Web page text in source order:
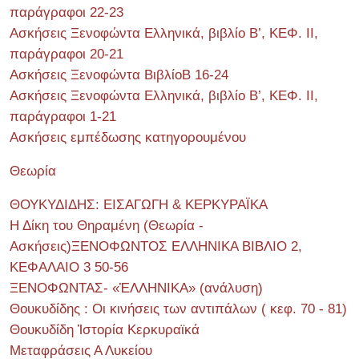
παράγραφοι 22-23
Ασκήσεις Ξενοφώντα Ελληνικά, βιβλίο Β’, ΚΕΦ. II,
παράγραφοι 20-21
Ασκήσεις Ξενοφώντα ΒιβλίοΒ 16-24
Ασκήσεις Ξενοφώντα Ελληνικά, βιβλίο Β’, ΚΕΦ. II,
παράγραφοι 1-21
Ασκήσεις εμπέδωσης κατηγορουμένου
Θεωρία
ΘΟΥΚΥΔΙΔΗΣ: ΕΙΣΑΓΩΓΗ & ΚΕΡΚΥΡΑΪΚΑ
Η Δίκη του Θηραμένη (Θεωρία -
Ασκήσεις)ΞΕΝΟΦΩΝΤΟΣ ΕΛΛΗΝΙΚΑ ΒΙΒΛΙΟ 2,
ΚΕΦΑΛΑΙΟ 3 50-56
ΞΕΝΟΦΩΝΤΑΣ- «ἙΛΛΗΝΙΚΑ» (ανάλυση)
Θουκυδίδης : Οι κινήσεις των αντιπάλων ( κεφ. 70 - 81)
Θουκυδίδη Ἱστορία Κερκυραϊκά
Μεταφράσεις Α Λυκείου